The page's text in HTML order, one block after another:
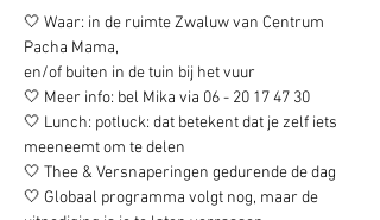
🤍 Waar: in de ruimte Zwaluw van Centrum
Pacha Mama,
en/of buiten in de tuin bij het vuur
🤍 Meer info: bel Mika via 06 - 20 17 47 30
🤍 Lunch: potluck: dat betekent dat je zelf iets
meeneemt om te delen
🤍 Thee & Versnaperingen gedurende de dag
🤍 Globaal programma volgt nog, maar de